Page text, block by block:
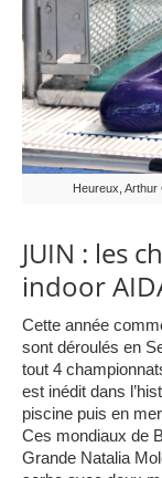
Heureux, Arthur
JUIN : les
indoor
Cette année
sont déroulés en
tout 4
est inédit dans
piscine puis en
Ces mondiaux de
Grande Natalia